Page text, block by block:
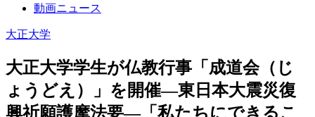
動画ニュース
大正大学
大正大学学生が仏教行事「成道会（じ
ょうどえ）」を開催―東日本大震災復
興祈願護摩法要―「私たちにできるこ